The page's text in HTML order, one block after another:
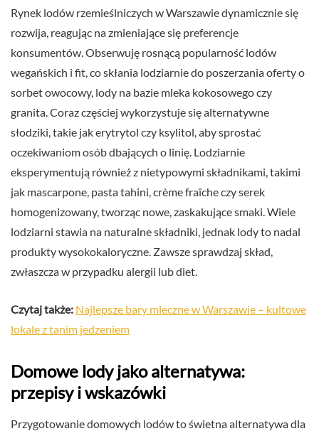
Rynek lodów rzemieślniczych w Warszawie dynamicznie się
rozwija, reagując na zmieniające się preferencje
konsumentów. Obserwuję rosnącą popularność lodów
wegańskich i fit, co skłania lodziarnie do poszerzania oferty o
sorbet owocowy, lody na bazie mleka kokosowego czy
granita. Coraz częściej wykorzystuje się alternatywne
słodziki, takie jak erytrytol czy ksylitol, aby sprostać
oczekiwaniom osób dbających o linię. Lodziarnie
eksperymentują również z nietypowymi składnikami, takimi
jak mascarpone, pasta tahini, crème fraîche czy serek
homogenizowany, tworząc nowe, zaskakujące smaki. Wiele
lodziarni stawia na naturalne składniki, jednak lody to nadal
produkty wysokokaloryczne. Zawsze sprawdzaj skład,
zwłaszcza w przypadku alergii lub diet.
Czytaj także: Najlepsze bary mleczne w Warszawie – kultowe
lokale z tanim jedzeniem
Domowe lody jako alternatywa:
przepisy i wskazówki
Przygotowanie domowych lodów to świetna alternatywa dla